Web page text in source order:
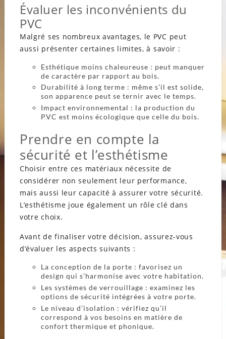
Évaluer les inconvénients du
PVC
Malgré ses nombreux avantages, le PVC peut
aussi présenter certaines limites, à savoir :
Esthétique moins chaleureuse : peut manquer
de caractère par rapport au bois.
Durabilité à long terme : même s’il est solide,
son apparence peut se ternir avec le temps.
Impact environnemental : la production du
PVC est moins écologique que celle du bois.
Prendre en compte la
sécurité et l’esthétisme
Choisir entre ces matériaux nécessite de
considérer non seulement leur performance,
mais aussi leur capacité à assurer votre sécurité.
L’esthétisme joue également un rôle clé dans
votre choix.
Avant de finaliser votre décision, assurez-vous
d’évaluer les aspects suivants :
La conception de la porte : favorisez un
design qui s’harmonise avec votre habitation.
Les systèmes de verrouillage : examinez les
options de sécurité intégrées à votre porte.
Le niveau d’isolation : vérifiez qu’il
correspond à vos besoins en matière de
confort thermique et phonique.